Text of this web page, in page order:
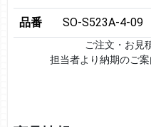
品番 SO-S523A-4-09
ご注文・お見
担当者より納期のご案